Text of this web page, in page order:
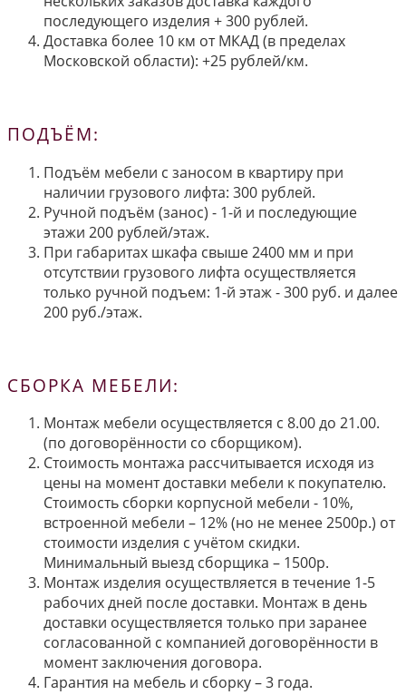
последующего изделия + 300 рублей.
Доставка более 10 км от МКАД (в пределах
Московской области): +25 рублей/км.
ПОДЪЁМ:
Подъём мебели с заносом в квартиру при
наличии грузового лифта: 300 рублей.
Ручной подъём (занос) - 1-й и последующие
этажи 200 рублей/этаж.
При габаритах шкафа свыше 2400 мм и при
отсутствии грузового лифта осуществляется
только ручной подъем: 1-й этаж - 300 руб. и далее
200 руб./этаж.
СБОРКА МЕБЕЛИ:
Монтаж мебели осуществляется с 8.00 до 21.00.
(по договорённости со сборщиком).
Стоимость монтажа рассчитывается исходя из
цены на момент доставки мебели к покупателю.
Стоимость сборки корпусной мебели - 10%,
встроенной мебели – 12% (но не менее 2500р.) от
стоимости изделия с учётом скидки.
Минимальный выезд сборщика – 1500р.
Монтаж изделия осуществляется в течение 1-5
рабочих дней после доставки. Монтаж в день
доставки осуществляется только при заранее
согласованной с компанией договорённости в
момент заключения договора.
Гарантия на мебель и сборку – 3 года.